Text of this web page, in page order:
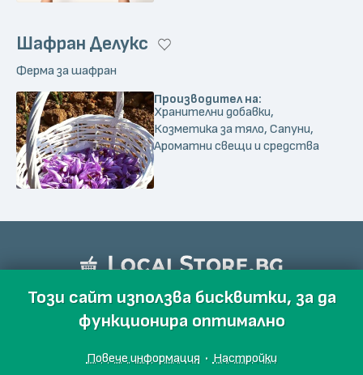
Шафран Делукс
Ферма за шафран
Производител на:
Хранителни добавки,
Козметика за тяло, Сапуни,
Ароматни свещи и средства
Този сайт използва бисквитки, за да
функционира оптимално
Повече информация · Настройки